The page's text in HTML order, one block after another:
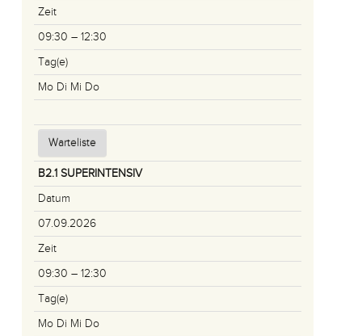
Zeit
09:30 – 12:30
Tag(e)
Mo Di Mi Do
Warteliste
B2.1 SUPERINTENSIV
Datum
07.09.2026
Zeit
09:30 – 12:30
Tag(e)
Mo Di Mi Do